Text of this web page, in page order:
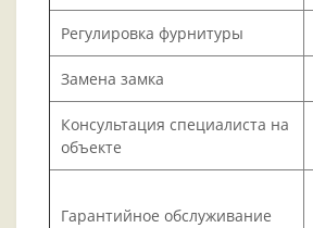
Регулировка фурнитуры
Замена замка
Консультация специалиста на
объекте
Гарантийное обслуживание